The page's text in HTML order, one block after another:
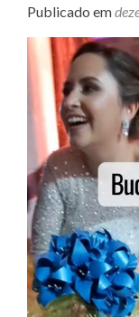
Publicado em